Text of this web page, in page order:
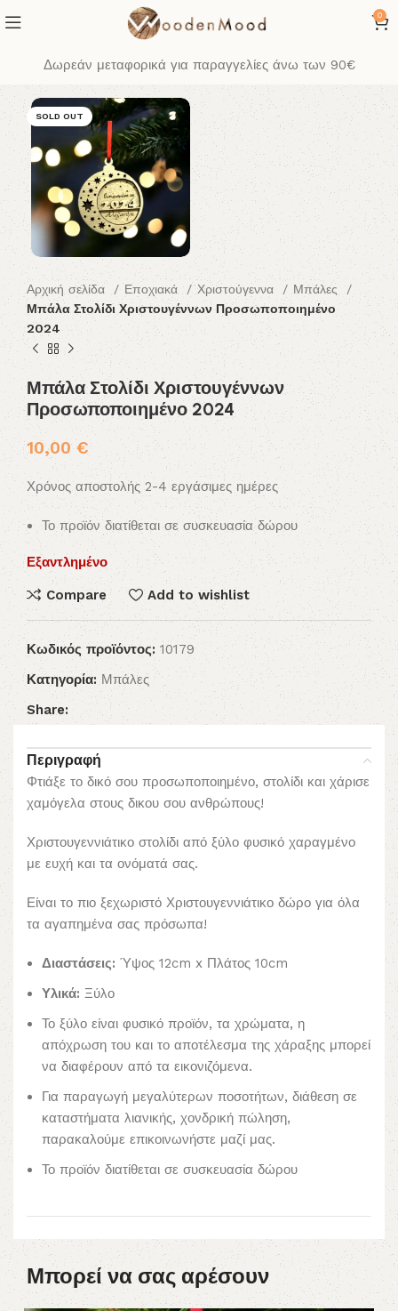
0
Δωρεάν μεταφορικά για παραγγελίες άνω των 90€
SOLD OUT
Αρχική σελίδα Εποχιακά Χριστούγεννα
Μπάλες
Μπάλα Στολίδι Χριστουγέννων Προσωποποιημένο
2024
Μπάλα Στολίδι Χριστουγέννων
Προσωποποιημένο 2024
10,00€
Χρόνος αποστολής 2-4 εργάσιμες ημέρες
Το προϊόν διατίθεται σε συσκευασία δώρου
Εξαντλημένο
Compare Add to wishlist
Κωδικός προϊόντος: 10179
Κατηγορία: Μπάλες
Share:
Περιγραφή
Φτιάξε το δικό σου προσωποποιημένο, στολίδι και χάρισε
χαμόγελα στους δικου σου ανθρώπους!
Χριστουγεννιάτικο στολίδι από ξύλο φυσικό χαραγμένο
με ευχή και τα ονόματά σας.
Είναι το πιο ξεχωριστό Χριστουγεννιάτικο δώρο για όλα
τα αγαπημένα σας πρόσωπα!
Διαστάσεις: Ύψος 12cm x Πλάτος 10cm
Υλικά: Ξύλο
Το ξύλο είναι φυσικό προϊόν, τα χρώματα, η
απόχρωση του και το αποτέλεσμα της χάραξης μπορεί
να διαφέρουν από τα εικονιζόμενα.
Για παραγωγή μεγαλύτερων ποσοτήτων, διάθεση σε
καταστήματα λιανικής, χονδρική πώληση,
παρακαλούμε επικοινωνήστε μαζί μας.
Το προϊόν διατίθεται σε συσκευασία δώρου
Μπορεί να σας αρέσουν